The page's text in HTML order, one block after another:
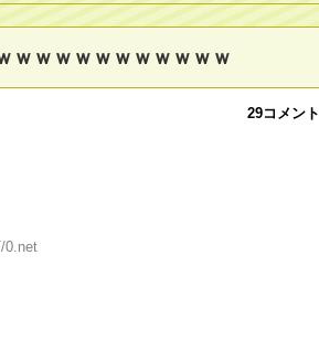
ｗｗｗｗｗｗｗｗｗｗｗ
29コメント
0.net